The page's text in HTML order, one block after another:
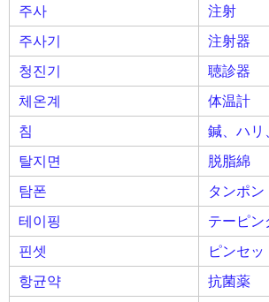
주사
注射
주사기
注射器
청진기
聴診器
체온계
体温計
침
鍼、ハリ
탈지면
脱脂綿
탐폰
タンポン
테이핑
テーピン
핀셋
ピンセッ
항균약
抗菌薬